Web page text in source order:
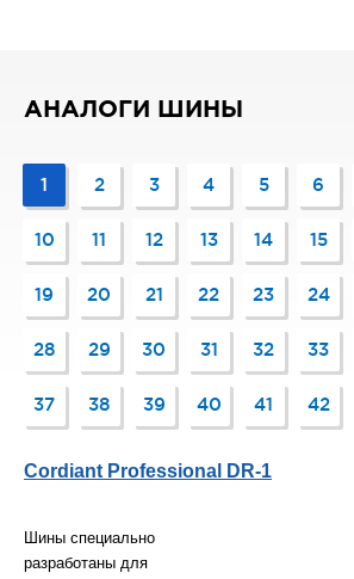
АНАЛОГИ ШИНЫ
1 2 3 4 5 6
10 11 12 13 14 15
19 20 21 22 23 24
28 29 30 31 32 33
37 38 39 40 41 42
Cordiant Professional DR-1
Шины специально
разработаны для